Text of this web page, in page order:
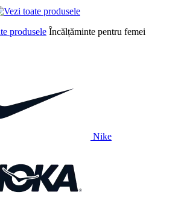
produsele Încălțăminte pentru femei
Nike